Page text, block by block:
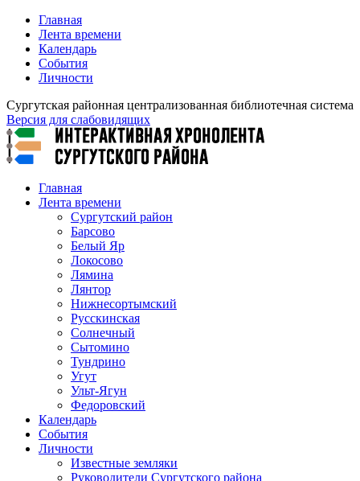
Главная
Лента времени
Календарь
События
Личности
Сургутская районная централизованная библиотечная система
Версия для слабовидящих
Главная
Лента времени
Сургутский район
Барсово
Белый Яр
Локосово
Лямина
Лянтор
Нижнесортымский
Русскинская
Солнечный
Сытомино
Тундрино
Угут
Ульт-Ягун
Федоровский
Календарь
События
Личности
Известные земляки
Руководители Сургутского района